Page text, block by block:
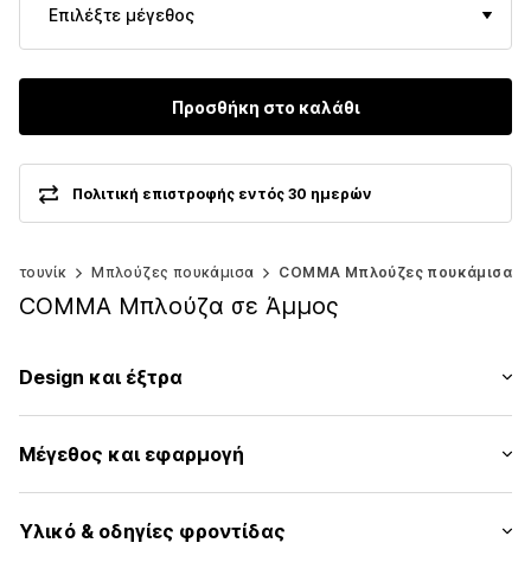
Επιλέξτε μέγεθος
Προσθήκη στο καλάθι
Πολιτική επιστροφής εντός 30 ημερών
τουνίκ Μπλούζες πουκάμισα COMMA Μπλούζες πουκάμισα
COMMA Μπλούζα σε Άμμος
Design και έξτρα
Γιακάς kent
Ίσιο στρίφωμα
Διπλωμένος γιακάς
Ελαστικό ένθεμα
Μέγεθος και εφαρμογή
Μήκος: Μήκος κανονικό
Υλικό & οδηγίες φροντίδας